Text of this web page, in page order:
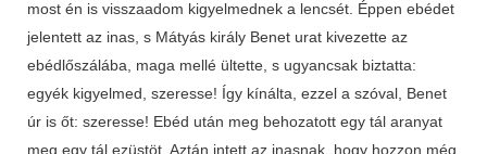
most én is visszaadom kigyelmednek a lencsét. Éppen ebédet
jelentett az inas, s Mátyás király Benet urat kivezette az
ebédlőszálába, maga mellé ültette, s ugyancsak biztatta:
egyék kigyelmed, szeresse! Így kínálta, ezzel a szóval, Benet
úr is őt: szeresse! Ebéd után meg behozatott egy tál aranyat
meg egy tál ezüstöt. Aztán intett az inasnak, hogy hozzon még